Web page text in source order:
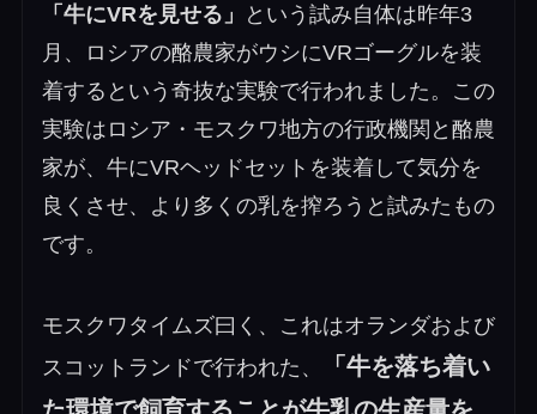
「牛にVRを見せる」
という試み自体は昨年3
月、ロシアの酪農家がウシにVRゴーグルを装
着するという奇抜な実験で行われました。この
実験はロシア・モスクワ地方の行政機関と酪農
家が、牛にVRヘッドセットを装着して気分を
良くさせ、より多くの乳を搾ろうと試みたもの
です。
モスクワタイムズ曰く、これはオランダおよび
スコットランドで行われた、
「牛を落ち着い
た環境で飼育することが牛乳の生産量を